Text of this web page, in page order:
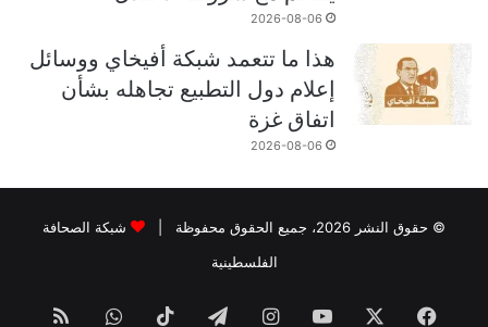
2026-08-06
هذا ما تتعمد شبكة أفيخاي ووسائل
إعلام دول التطبيع تجاهله بشأن
اتفاق غزة
2026-08-06
© حقوق النشر 2026، جميع الحقوق محفوظة |
شبكة الصحافة
الفلسطينية
فيسبوك ‫YouTubeانستقرامتيلقرام ‫TikTokواتسابملخص